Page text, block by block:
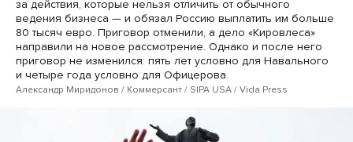
за действия, которые нельзя отличить от обычного
ведения бизнеса — и обязал Россию выплатить им больше
80 тысяч евро. Приговор отменили, а дело «Кировлеса»
направили на новое рассмотрение. Однако и после него
приговор не изменился: пять лет условно для Навального
и четыре года условно для Офицерова.
Александр Миридонов / Коммерсант / SIPA USA / Vida Press